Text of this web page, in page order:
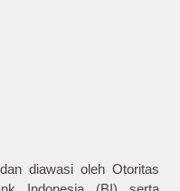
diawasi oleh Otoritas